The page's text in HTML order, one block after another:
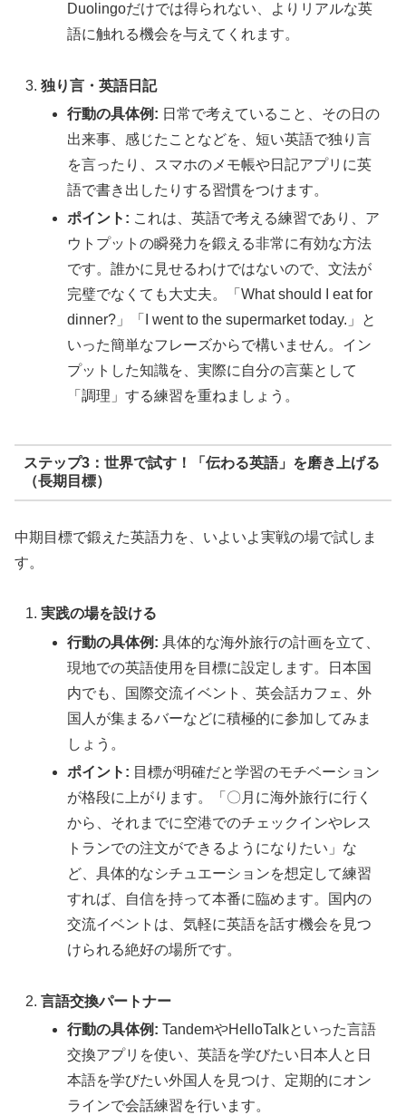
Duolingoだけでは得られない、よりリアルな英
語に触れる機会を与えてくれます。
独り言・英語日記
行動の具体例: 日常で考えていること、その日の
出来事、感じたことなどを、短い英語で独り言
を言ったり、スマホのメモ帳や日記アプリに英
語で書き出したりする習慣をつけます。
ポイント: これは、英語で考える練習であり、ア
ウトプットの瞬発力を鍛える非常に有効な方法
です。誰かに見せるわけではないので、文法が
完璧でなくても大丈夫。「What should I eat for
dinner?」「I went to the supermarket today.」と
いった簡単なフレーズからで構いません。イン
プットした知識を、実際に自分の言葉として
「調理」する練習を重ねましょう。
ステップ3：世界で試す！「伝わる英語」を磨き上げる
（長期目標）
中期目標で鍛えた英語力を、いよいよ実戦の場で試しま
す。
実践の場を設ける
行動の具体例: 具体的な海外旅行の計画を立て、
現地での英語使用を目標に設定します。日本国
内でも、国際交流イベント、英会話カフェ、外
国人が集まるバーなどに積極的に参加してみま
しょう。
ポイント: 目標が明確だと学習のモチベーション
が格段に上がります。「〇月に海外旅行に行く
から、それまでに空港でのチェックインやレス
トランでの注文ができるようになりたい」な
ど、具体的なシチュエーションを想定して練習
すれば、自信を持って本番に臨めます。国内の
交流イベントは、気軽に英語を話す機会を見つ
けられる絶好の場所です。
言語交換パートナー
行動の具体例: TandemやHelloTalkといった言語
交換アプリを使い、英語を学びたい日本人と日
本語を学びたい外国人を見つけ、定期的にオン
ラインで会話練習を行います。